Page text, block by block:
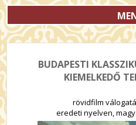
BUDAPESTI
KIEMELKEDŐ
rövidfilm
eredeti nyelven,